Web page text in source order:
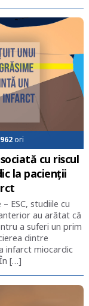
ori
cu riscul
la pacienții
ESC, studiile cu
au arătat că
a suferi un prim
dintre
infarct miocardic
[…]